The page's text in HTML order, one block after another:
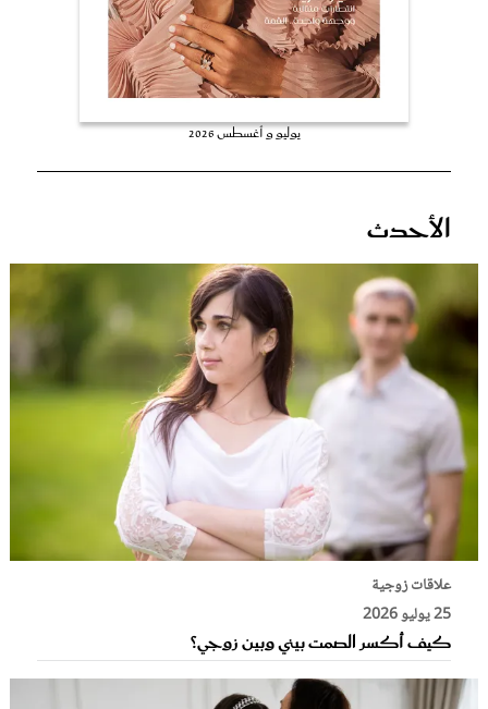
يوليو و أغسطس 2026
الأحدث
علاقات زوجية
25 يوليو 2026
كيف أكسر الصمت بيني وبين زوجي؟
غلاف رفمي